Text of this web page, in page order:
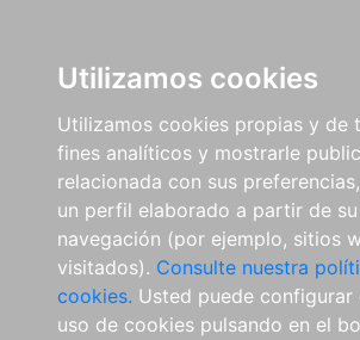
Utilizamos cookies
Utilizamos cookies propias y de
fines analíticos y mostrarle
relacionada con sus
un perfil elaborado a partir de
navegación (por ejemplo, sitios
visitados). Consulte nuestra
cookies. Usted puede configurar
uso de cookies pulsando en el